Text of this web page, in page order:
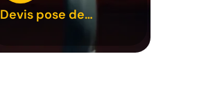
Devis pose de